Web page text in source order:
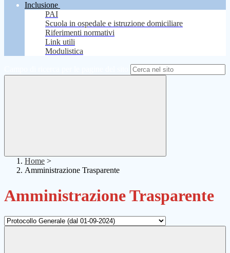
Inclusione
PAI
Scuola in ospedale e istruzione domiciliare
Riferimenti normativi
Link utili
Modulistica
Home >
Amministrazione Trasparente
Amministrazione Trasparente